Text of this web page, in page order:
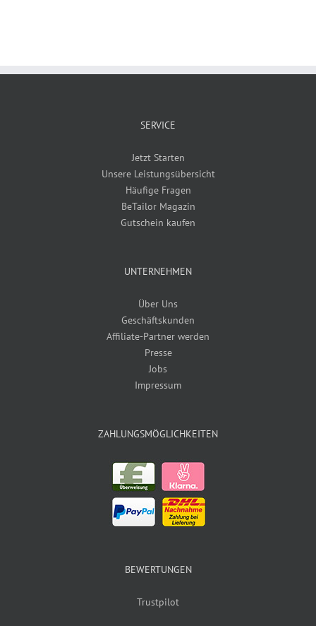
SERVICE
Jetzt Starten
Unsere Leistungsübersicht
Häufige Fragen
BeTailor Magazin
Gutschein kaufen
UNTERNEHMEN
Über Uns
Geschäftskunden
Affiliate-Partner werden
Presse
Jobs
Impressum
ZAHLUNGSMÖGLICHKEITEN
BEWERTUNGEN
Trustpilot